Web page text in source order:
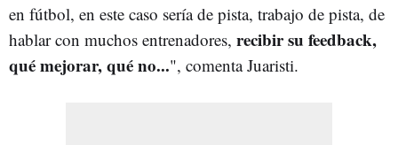
en fútbol, en este caso sería de pista, trabajo de pista, de
hablar con muchos entrenadores, recibir su feedback,
qué mejorar, qué no...", comenta Juaristi.